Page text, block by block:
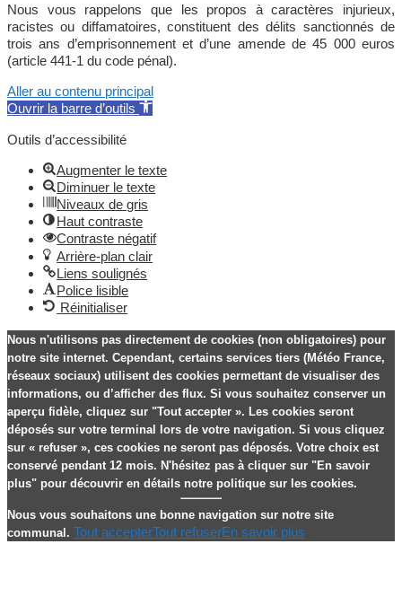
Nous vous rappelons que les propos à caractères injurieux,
racistes ou diffamatoires, constituent des délits sanctionnés de
trois ans d’emprisonnement et d’une amende de 45 000 euros
(article 441-1 du code pénal).
Aller au contenu principal
Ouvrir la barre d’outils
Outils d’accessibilité
Augmenter le texte
Diminuer le texte
Niveaux de gris
Haut contraste
Contraste négatif
Arrière-plan clair
Liens soulignés
Police lisible
Réinitialiser
Nous n'utilisons pas directement de cookies (non obligatoires) pour
notre site internet. Cependant, certains services tiers (Météo France,
réseaux sociaux) utilisent des cookies permettant de visualiser des
informations, ou d’afficher des flux. Si vous souhaitez conserver un
aperçu fidèle, cliquez sur "Tout accepter ». Les cookies seront
déposés sur votre terminal lors de votre navigation. Si vous cliquez
sur « refuser », ces cookies ne seront pas déposés. Votre choix est
conservé pendant 12 mois. N'hésitez pas à cliquer sur "En savoir
plus" pour découvrir en détails notre politique sur les cookies.
Nous vous souhaitons une bonne navigation sur notre site
communal. Tout accepterTout refuserEn savoir plus